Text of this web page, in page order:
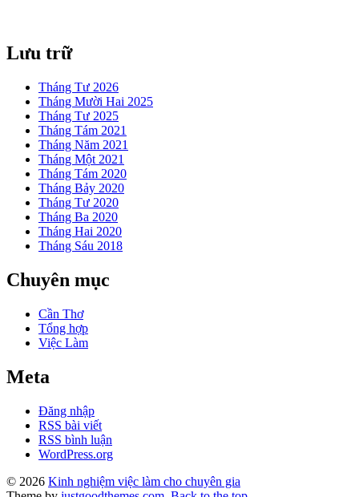
Lưu trữ
Tháng Tư 2026
Tháng Mười Hai 2025
Tháng Tư 2025
Tháng Tám 2021
Tháng Năm 2021
Tháng Một 2021
Tháng Tám 2020
Tháng Bảy 2020
Tháng Tư 2020
Tháng Ba 2020
Tháng Hai 2020
Tháng Sáu 2018
Chuyên mục
Cần Thơ
Tổng hợp
Việc Làm
Meta
Đăng nhập
RSS bài viết
RSS bình luận
WordPress.org
© 2026 Kinh nghiệm việc làm cho chuyên gia